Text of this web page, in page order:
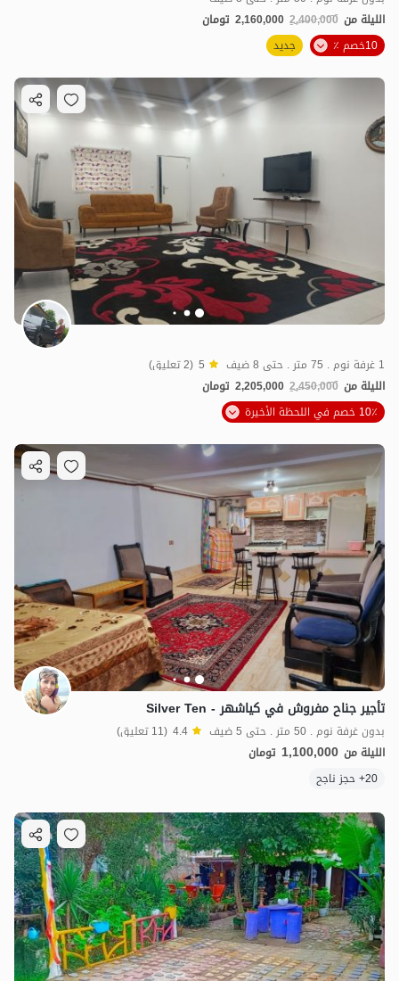
الليلة من 2,400,000
2,160,000 تومان
10خصم ٪
جديد
1 غرفة نوم . 75 متر . حتى 8 ضيف 5 (2 تعليق)
الليلة من 2,450,000
2,205,000 تومان
10٪ خصم في اللحظة الأخيرة
تأجير جناح مفروش في کیاشهر - Silver Ten
بدون غرفة نوم . 50 متر . حتى 5 ضيف 4.4 (11 تعليق)
الليلة من 1,100,000 تومان
20+ حجز ناجح